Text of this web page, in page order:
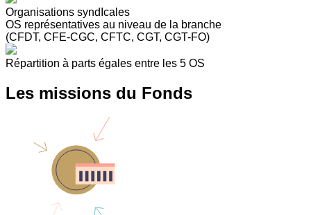
Organisations syndIcales
OS représentatives au niveau de la branche
(CFDT, CFE-CGC, CFTC, CGT, CGT-FO)
Répartition à parts égales entre les 5 OS
Les missions du Fonds